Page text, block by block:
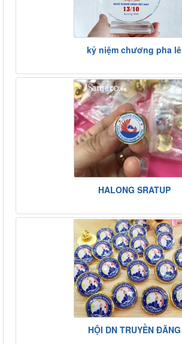
kỷ niệm chương pha lê
HALONG SRATUP
HỘI DN TRUYỀN ĐĂNG